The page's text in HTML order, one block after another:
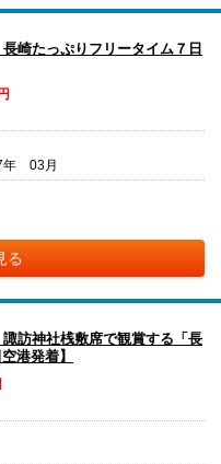
崎たっぷりフリータイム７日
年 03月
る
訪神社桟敷席で観賞する「長
港発着】